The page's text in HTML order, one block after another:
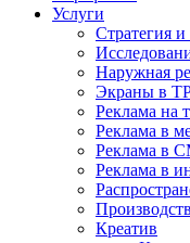
Услуги
Стратегия и
Наружная
Экраны в
Реклама на
Реклама в
Реклама в
Реклама в
Креатив